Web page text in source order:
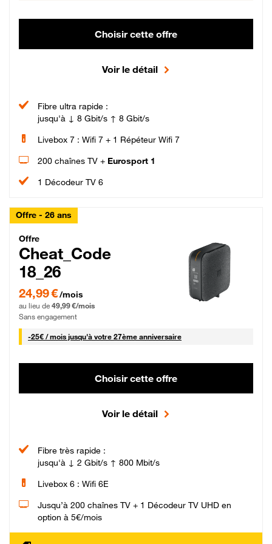
Choisir cette offre
Voir le détail
Fibre ultra rapide :
jusqu'à ↓ 8 Gbit/s ↑ 8 Gbit/s
Livebox 7 : Wifi 7 + 1 Répéteur Wifi 7
200 chaînes TV + Eurosport 1
1 Décodeur TV 6
Offre - 26 ans
Cheat_Code Fibre_18_26
Offre
Cheat_Code
18_26
24,99 € par mois pendant 0 mois puis 49,99 € par mois, Sans engagement
24,99 €/mois
au lieu de 49,99 €/mois
Sans engagement
-25€ / mois25 € par mois
jusqu'à votre 27ème anniversaire
Choisir cette offre
Voir le détail
Fibre très rapide :
jusqu'à ↓ 2 Gbit/s ↑ 800 Mbit/s
Livebox 6 : Wifi 6E
Jusqu’à 200 chaînes TV + 1 Décodeur TV UHD en
option à 5€/mois